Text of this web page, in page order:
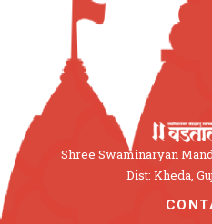
Shree Swaminaryan
Dist: Kheda,